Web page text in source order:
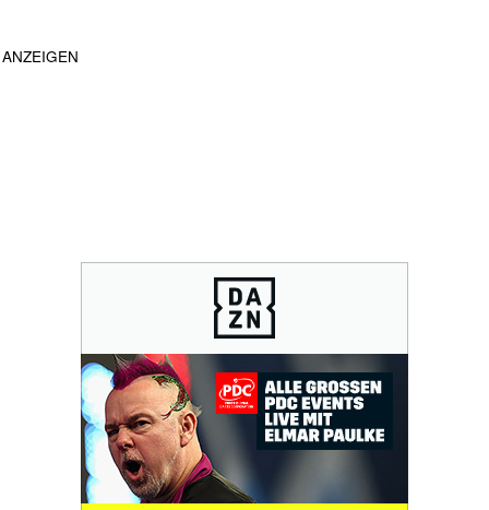
ANZEIGEN